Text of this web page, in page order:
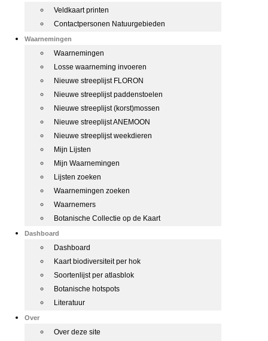
Veldkaart printen
Contactpersonen Natuurgebieden
Waarnemingen
Waarnemingen
Losse waarneming invoeren
Nieuwe streeplijst FLORON
Nieuwe streeplijst paddenstoelen
Nieuwe streeplijst (korst)mossen
Nieuwe streeplijst ANEMOON
Nieuwe streeplijst weekdieren
Mijn Lijsten
Mijn Waarnemingen
Lijsten zoeken
Waarnemingen zoeken
Waarnemers
Botanische Collectie op de Kaart
Dashboard
Dashboard
Kaart biodiversiteit per hok
Soortenlijst per atlasblok
Botanische hotspots
Literatuur
Over
Over deze site